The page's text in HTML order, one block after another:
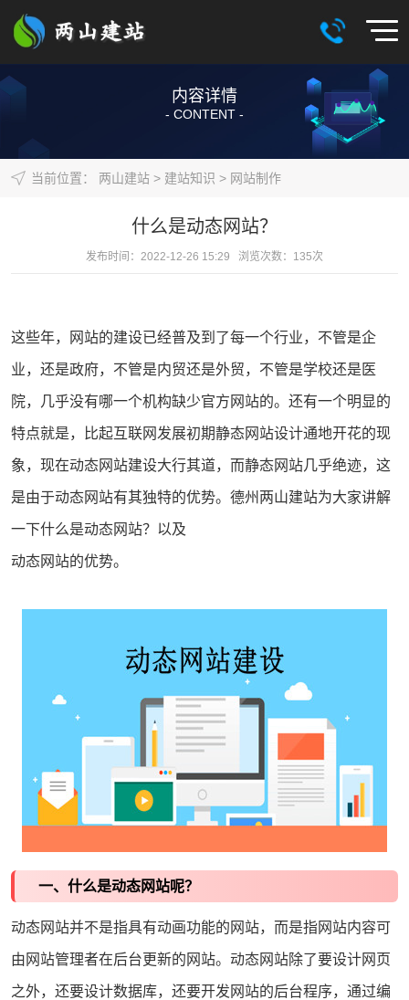
内容详情
- CONTENT -
当前位置： 两山建站> 建站知识 > 网站制作
什么是动态网站？
发布时间：2022-12-26 15:29 浏览次数： 135次
这些年， 网站的建设已经普及到了每一个行业，不管是企
业，还是政府，不管是内贸还是外贸，不管是学校还是医
院，几乎没有哪一个机构缺少官方网站的。还有一个明显的
特点就是，比起互联网发展初期静态网站设计通地开花的现
象，现在动态网站建设大行其道，而静态网站几乎绝迹，这
是由于动态网站有其独特的优势。德州 两山建站为大家讲解
一下什么是动态网站？以及
动态网站的优势。
一、什么是动态网站呢？
动态网站并不是指具有动画功能的网站，而是指网站内容可
由网站管理者在后台更新的网站。动态网站除了要设计网页
之外，还要设计数据库，还要开发网站的后台程序，通过编